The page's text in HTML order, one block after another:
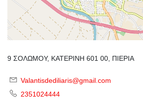
9 ΣΟΛΩΜΟΥ, ΚΑΤΕΡΙΝΗ 601 00, ΠΙΕΡΙΑ
Valantisdediliaris@gmail.com
2351024444